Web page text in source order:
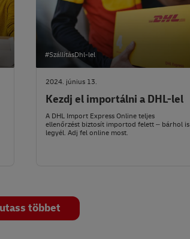
#SzállításDhl-lel
2024. június 13.
Kezdj el importálni a DHL-lel
A DHL Import Express Online teljes
ellenőrzést biztosít importod felett – bárhol is
legyél. Adj fel online most.
többet